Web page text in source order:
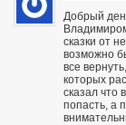
Добрый
сказки от
возможно
все
которых
сказал что
попасть, а